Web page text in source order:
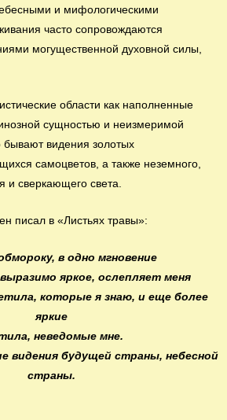
и мифологическими
часто сопровождаются
могущественной духовной силы,
области как наполненные
сущностью и неизмеримой
бывают видения золотых
самоцветов, а также неземного,
и сверкающего света.
писал в «Листьях травы»:
в одно мгновение
яркое, ослепляет меня
которые я знаю, и еще более
яркие
неведомые мне.
видения будущей страны, небесной
страны.